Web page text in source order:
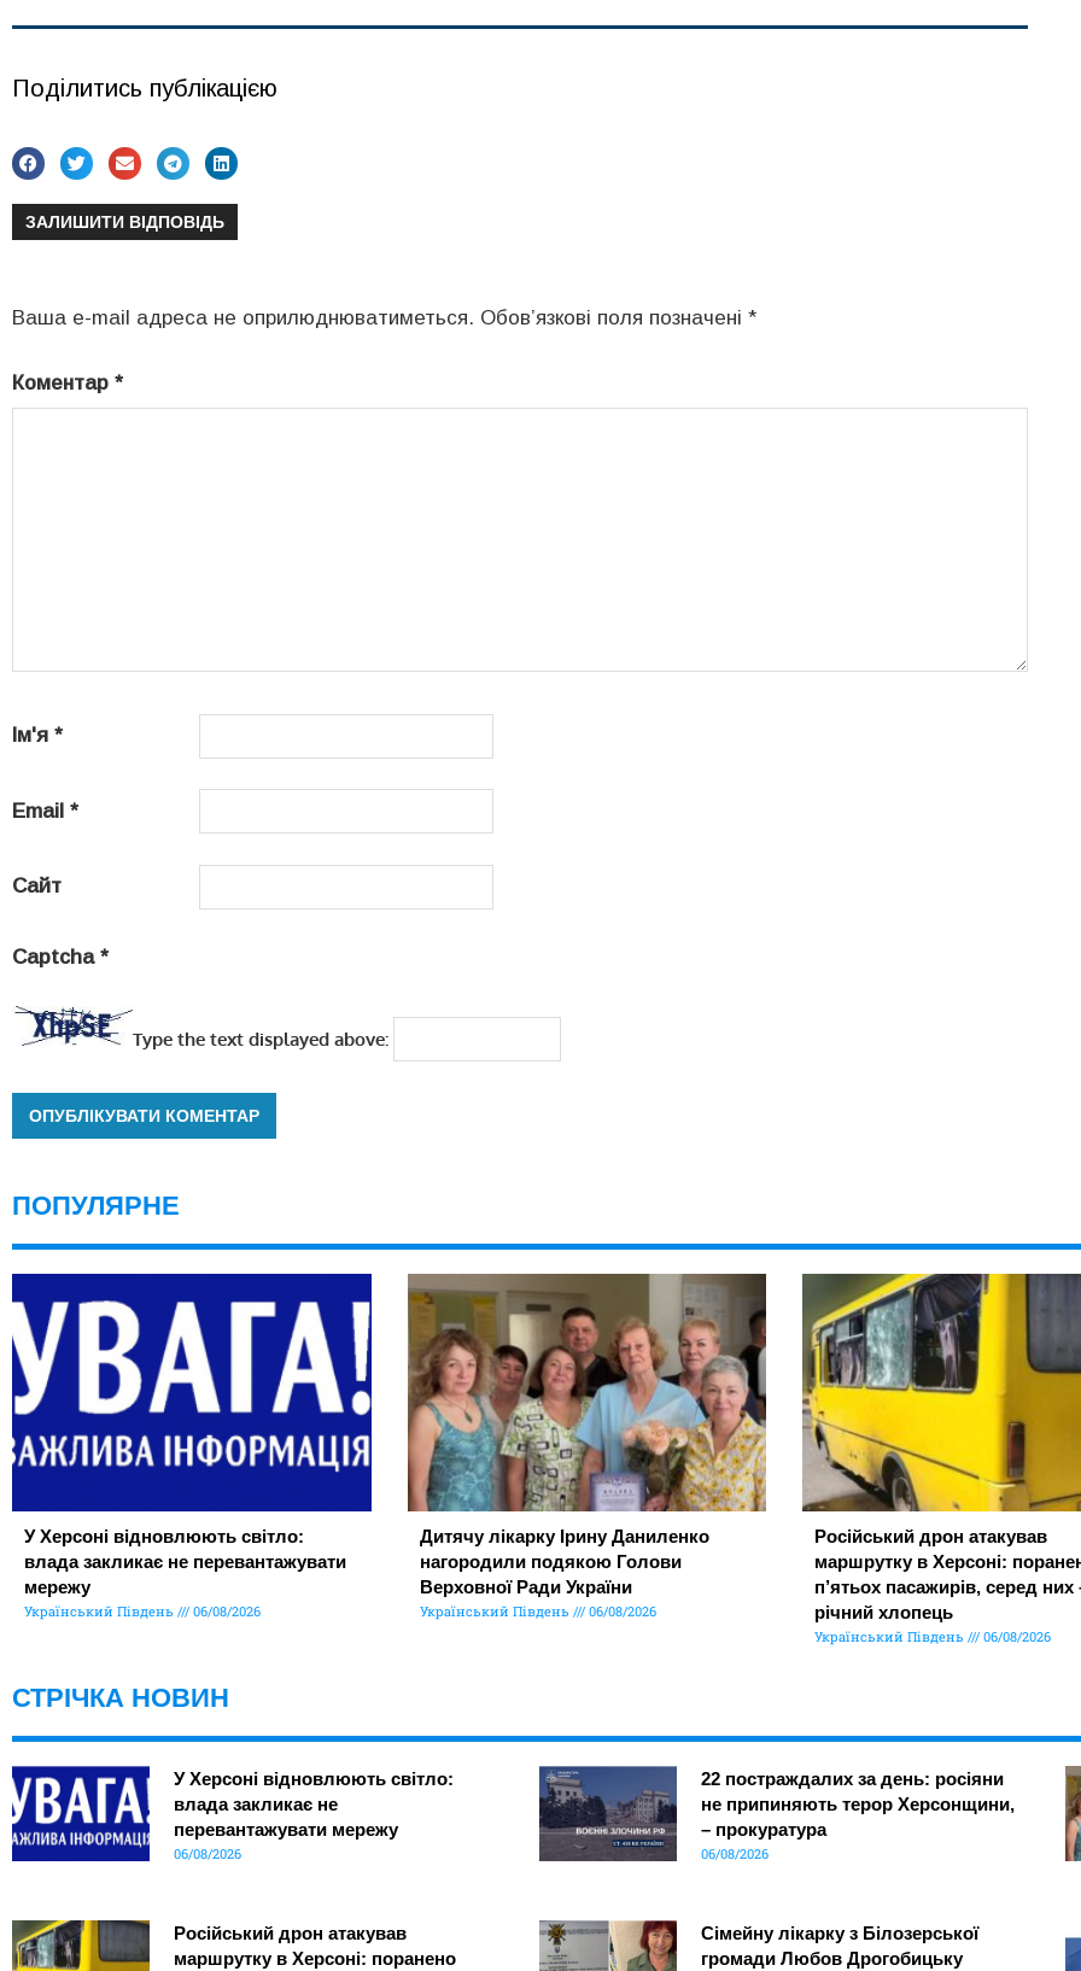
Поділитись публікацією
ЗАЛИШИТИ ВІДПОВІДЬ
Ваша e-mail адреса не оприлюднюватиметься. Обов’язкові поля позначені *
Коментар *
Ім'я *
Email *
Сайт
Captcha *
Type the text displayed above:
ПОПУЛЯРНЕ
У Херсоні відновлюють світло:
влада закликає не перевантажувати
мережу
Український Південь 06/08/2026
Дитячу лікарку Ірину Даниленко
нагородили подякою Голови
Верховної Ради України
Український Південь 06/08/2026
Російський дрон атакував
маршрутку в Херсоні:
п’ятьох пасажирів, серед них
річний хлопець
Український Південь 06/08/2026
СТРІЧКА НОВИН
У Херсоні відновлюють світло:
влада закликає не
перевантажувати мережу
06/08/2026
22 постраждалих за день: росіяни
не припиняють терор Херсонщини,
– прокуратура
06/08/2026
Російський дрон атакував
маршрутку в Херсоні: поранено
Сімейну лікарку з Білозерської
громади Любов Дрогобицьку